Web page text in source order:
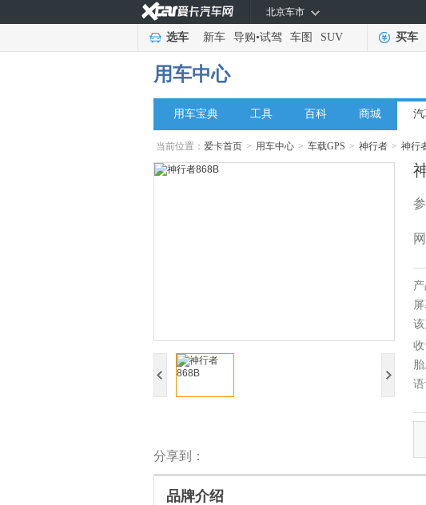
北京车市
选车 新车 导购•试驾 车图 SUV 买车
用车中心
用车宝典 工具 百科 商城
当前位置： 爱卡首页 > 用车中心 > 车载GPS > 神行者 > 神行
分享到：
产
屏
该
品牌介绍